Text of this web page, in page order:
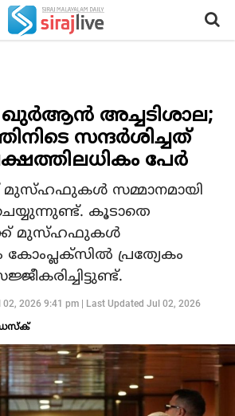
ഖുര്‍ആന്‍ അച്ചടിശാല;
സന്ദര്‍ശിച്ചത്
പേര്‍
മുസ്ഹഫുകള്‍ സമ്മാനമായി
കൂടാതെ
മുസ്ഹഫുകള്‍
കോംപ്ലക്‌സില്‍ പ്രത്യേകം
02, 2026 9:41 pm| Last Updated Jul 02, 2026